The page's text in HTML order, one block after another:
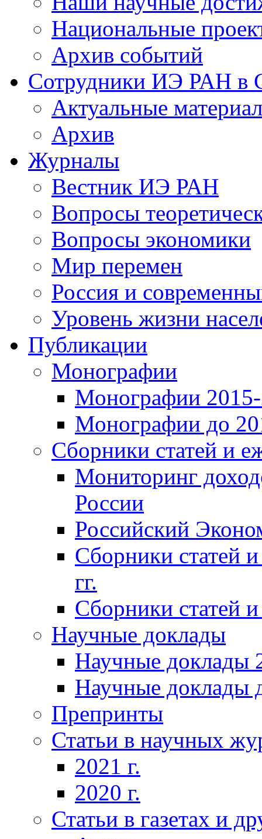
Национальные
Архив событий
Сотрудники ИЭ РАН
Актуальные
Архив
Журналы
Вестник ИЭ РАН
Вопросы
Вопросы экономики
Мир перемен
Россия и
Уровень жизни
Публикации
Монографии
Монографии 2015-
Монографии до
Сборники статей и
Мониторинг
России
Российский
Сборники статей
гг.
Сборники статей
Научные доклады
Научные доклады
Научные доклады
Препринты
Статьи в научных
2021 г.
2020 г.
Статьи в газетах и